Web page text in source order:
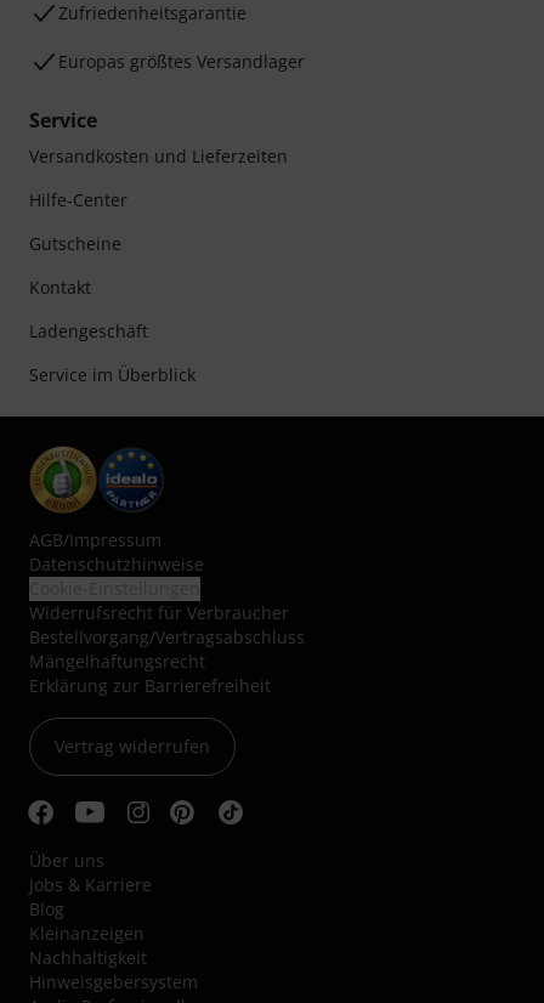
Zufriedenheitsgarantie
Europas größtes Versandlager
Service
Versandkosten und Lieferzeiten
Hilfe-Center
Gutscheine
Kontakt
Ladengeschäft
Service im Überblick
AGB/Impressum
Datenschutzhinweise
Widerrufsrecht für Verbraucher
Bestellvorgang/Vertragsabschluss
Mängelhaftungsrecht
Erklärung zur Barrierefreiheit
Vertrag widerrufen
Über uns
Jobs & Karriere
Blog
Kleinanzeigen
Nachhaltigkeit
Hinweisgebersystem